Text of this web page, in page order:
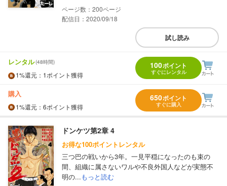
200
配信日：2020/09/18
試し読み
レンタル(48時間)
1%還元 ：1ポイント獲得
100ポイント
すぐにレンタル
購入
1%還元 ：6ポイント獲得
650ポイント
すぐに購入
ドンケツ第2章 4
お得な100ポイントレンタル
三つ巴の戦いから3年。一見平穏になったのも束の
間、組織に属さないワルや不良外国人などが実態不
明の...もっと読む